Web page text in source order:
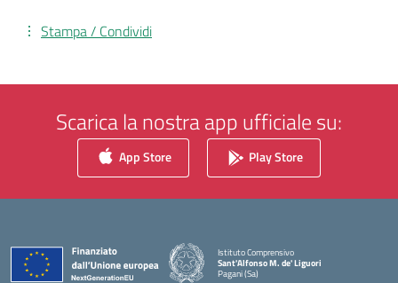
Stampa / Condividi
Scarica la nostra app ufficiale su:
App Store Play Store
Istituto Comprensivo
Sant'Alfonso M. de' Liguori
Pagani (Sa)